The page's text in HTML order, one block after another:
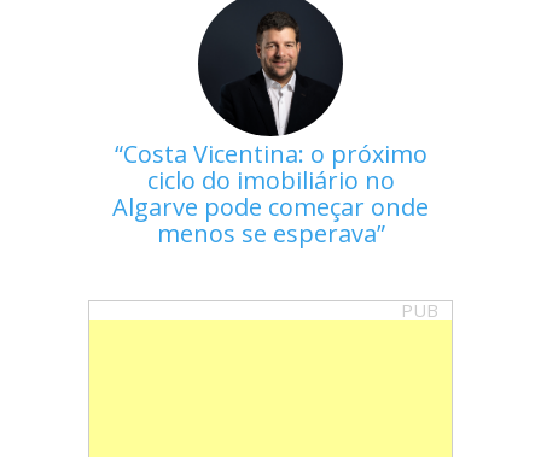
Costa Vicentina: o próximo
ciclo do imobiliário no
Algarve pode começar onde
menos se esperava
PUB